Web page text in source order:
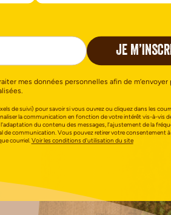
JE
mes données personnelles afin de m’envoyer
de suivi) pour savoir si vous ouvrez ou cliquez dans les
la communication en fonction de votre intérêt vis-à-vis
du contenu des messages, l’ajustement de la
de communication. Vous pouvez retirer votre consentement
courriel.Voir les conditions d’utilisation du site